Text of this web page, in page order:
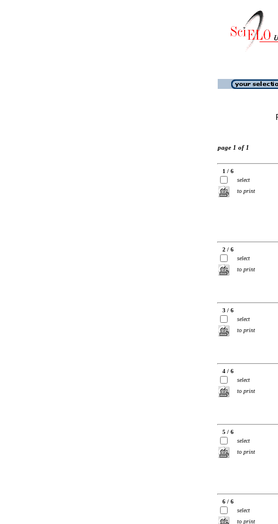
page 1 of 1
1 / 6
select
to print
2 / 6
select
to print
3 / 6
select
to print
4 / 6
select
to print
5 / 6
select
to print
6 / 6
select
to print